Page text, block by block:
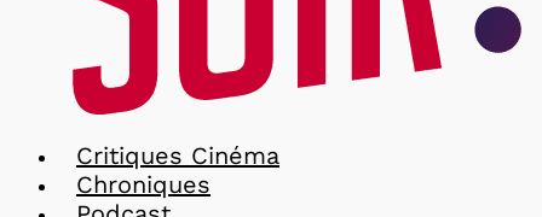
Critiques Cinéma
Chroniques